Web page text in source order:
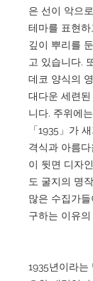
은 선이 악으
테마를 표현
깊이 뿌리를
고 있습니다.
데코 양식의
대다운 세련
니다. 주위에
「1935」가
격식과 아름
이 뒷면 디자
도 굴지의 명
많은 수집가
구하는 이유
1935년이라는